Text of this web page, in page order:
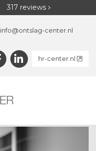
317 reviews
info@ontslag-center.nl
hr-center.nl